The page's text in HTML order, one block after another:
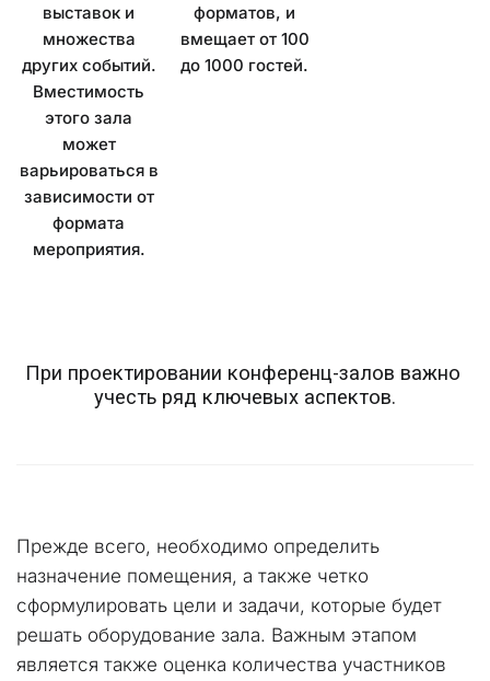
выставок и
множества
других событий.
Вместимость
этого зала
может
варьироваться в
зависимости от
формата
мероприятия.
форматов, и
вмещает от 100
до 1000 гостей.
При проектировании конференц-залов важно
учесть ряд ключевых аспектов.
Прежде всего, необходимо определить
назначение помещения, а также четко
сформулировать цели и задачи, которые будет
решать оборудование зала. Важным этапом
является также оценка количества участников